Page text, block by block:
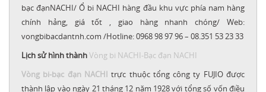
bạc đạnNACHI/ Ổ bi NACHI hàng đầu khu vực phía nam hàng
chính hảng, giá tốt , giao hàng nhanh chóng/ Web:
vongbibacdantnh.com /Hotline: 0968 98 97 96 – 08.351 53 23 33
Lịch sử hình thànhVòng bi NACHI-Bạc đạn NACHI
Vòng bi-bạc đạn NACHI trực thuộc tổng công ty FUJIO được
thành lập vào ngày 21 tháng 12 năm 1928 với tổng số vốn điều